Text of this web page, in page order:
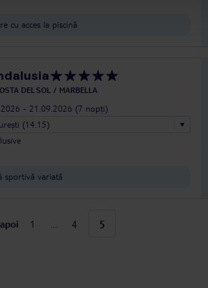
cu acces la piscină
DEL SOL MARBELLA
- 21.09.2026 (7 nopți)
(14:15)
sportivă variată
1 4 5